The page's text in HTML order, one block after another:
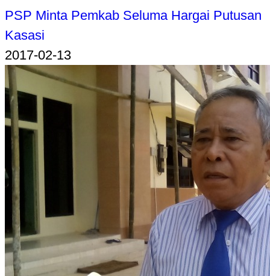
PSP Minta Pemkab Seluma Hargai Putusan
Kasasi
2017-02-13